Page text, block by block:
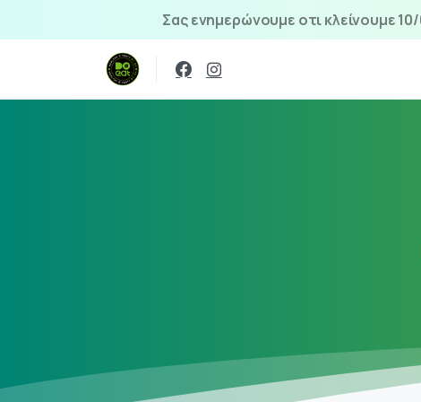
Σας ενημερώνουμε οτι κλείνουμε